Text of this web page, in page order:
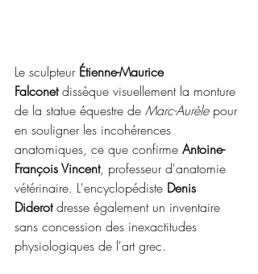
Le sculpteur Étienne-Maurice
Falconet dissèque visuellement la monture
de la statue équestre de Marc-Aurèle pour
en souligner les incohérences
anatomiques, ce que confirme Antoine-
François Vincent, professeur d'anatomie
vétérinaire. L'encyclopédiste Denis
Diderot dresse également un inventaire
sans concession des inexactitudes
physiologiques de l'art grec.